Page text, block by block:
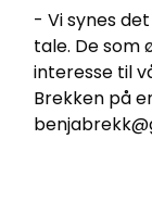
- Vi synes
tale. De som
interesse til
Brekken på